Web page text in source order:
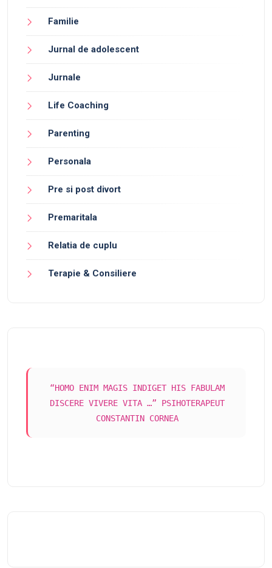
Familie
Jurnal de adolescent
Jurnale
Life Coaching
Parenting
Personala
Pre si post divort
Premaritala
Relatia de cuplu
Terapie & Consiliere
“HOMO ENIM MAGIS INDIGET HIS FABULAM
DISCERE VIVERE VITA …” PSIHOTERAPEUT
CONSTANTIN CORNEA